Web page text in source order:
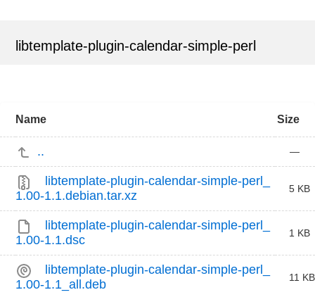
libtemplate-plugin-calendar-simple-perl
Name Size
.. —
libtemplate-plugin-calendar-simple-perl_
1.00-1.1.debian.tar.xz
5 KB
libtemplate-plugin-calendar-simple-perl_
1.00-1.1.dsc
1 KB
libtemplate-plugin-calendar-simple-perl_
1.00-1.1_all.deb
11 KB